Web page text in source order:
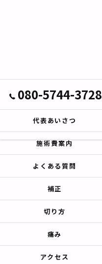
080-5744-3728
代表あいさつ
施術費案内
よくある質問
補正
切り方
痛み
アクセス